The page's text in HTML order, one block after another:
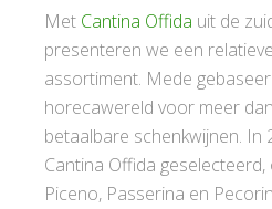
Met Cantina Offida uit de
presenteren we een
assortiment. Mede
horecawereld voor meer
betaalbare schenkwijnen. In
Cantina Offida
Piceno, Passerina en